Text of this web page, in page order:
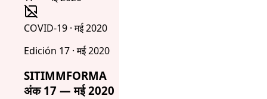
COVID-19 · मई 2020
Edición 17 · मई 2020
SITIMMFORMA
अंक 17 — मई 2020